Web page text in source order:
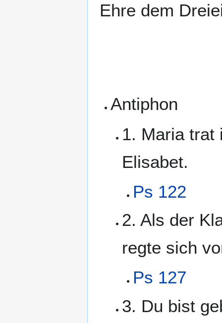
Ehre dem
Antiphon
1. Maria trat
Elisabet.
Ps 122
2. Als der
regte sich
Ps 127
3. Du bist